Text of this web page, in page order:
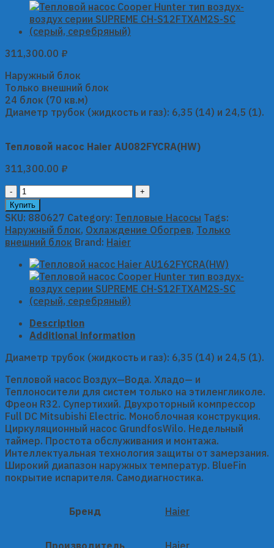
311,300.00 ₽
Наружный блок
Только внешний блок
24 блок (70 кв.м)
Диаметр трубок (жидкость и газ): 6,35 (14) и 24,5 (1).
Тепловой насос Haier AU082FYCRA(HW)
311,300.00 ₽
Тепловой
насос
Haier
AU082FYCRA(HW)
quantity
Купить
SKU: 880627 Category: Тепловые Насосы Tags:
Наружный блок, Охлаждение Обогрев, Только
внешний блок Brand: Haier
Description
Additional information
Диаметр трубок (жидкость и газ): 6,35 (14) и 24,5 (1).
Тепловой насос Воздух—Вода. Хладо— и
Теплоносители для систем только на этиленгликоле.
Фреон R32. Супертихий. Двухроторный компрессор
Full DC Mitsubishi Electric. Моноблочная конструкция.
Циркуляционный насос GrundfosWilo. Недельный
таймер. Простота обслуживания и монтажа.
Интеллектуальная технология защиты от замерзания.
Широкий диапазон наружных температур. BlueFin
покрытие испарителя. Самодиагностика.
Бренд Haier
Производитель Haier